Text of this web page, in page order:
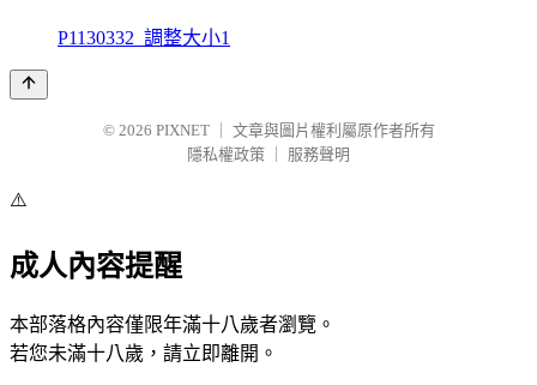
P1130332_調整大小1
© 2026 PIXNET
文章與圖片權利屬原作者所有
隱私權政策
服務聲明
⚠️
成人內容提醒
本部落格內容僅限年滿十八歲者瀏覽。
若您未滿十八歲，請立即離開。